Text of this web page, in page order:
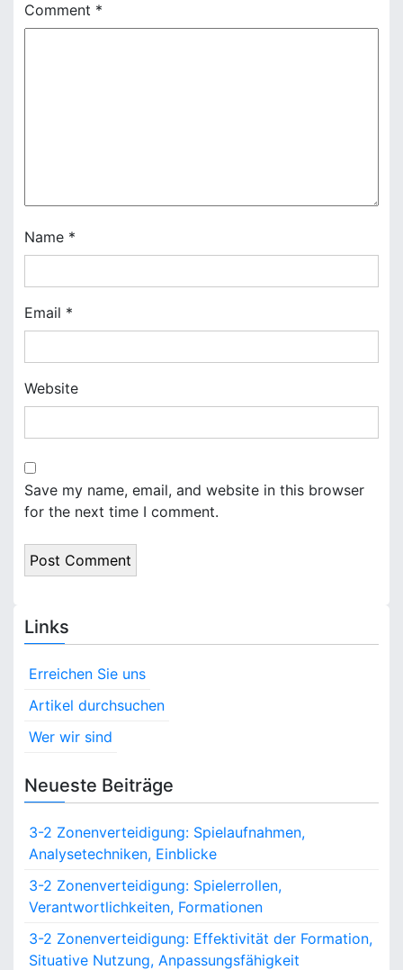
v
o
n
Comment *
Name *
Email *
Website
Save my name, email, and website in this browser
for the next time I comment.
Links
Erreichen Sie uns
Artikel durchsuchen
Wer wir sind
Neueste Beiträge
3-2 Zonenverteidigung: Spielaufnahmen,
Analysetechniken, Einblicke
3-2 Zonenverteidigung: Spielerrollen,
Verantwortlichkeiten, Formationen
3-2 Zonenverteidigung: Effektivität der Formation,
Situative Nutzung, Anpassungsfähigkeit